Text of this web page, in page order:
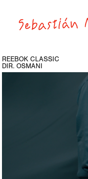
REEBOK CLASSIC
DIR. OSMANI